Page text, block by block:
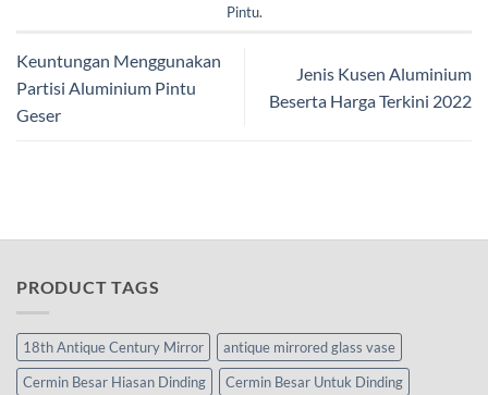
Pintu.
Keuntungan Menggunakan
Partisi Aluminium Pintu
Geser
Jenis Kusen Aluminium
Beserta Harga Terkini 2022
PRODUCT TAGS
18th Antique Century Mirror
antique mirrored glass vase
Cermin Besar Hiasan Dinding
Cermin Besar Untuk Dinding